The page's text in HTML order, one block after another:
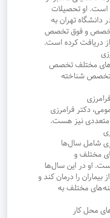
است. او تحصیلات
تهران به
تخصص و فوق تخصص
دریافت کرده است.
مختلف تخصص
شناخته
دکتر فرامرزی
نیز هست.
شامل سال‌ها
مختلف و
او در این سال‌ها
را درمان کند و
مختلف به
محل کار